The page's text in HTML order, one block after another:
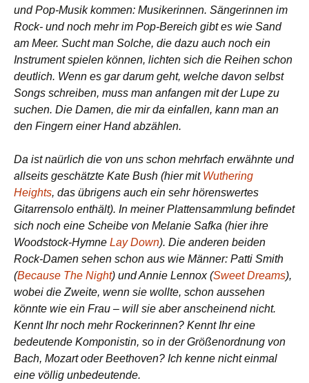
und Pop-Musik kommen: Musikerinnen. Sängerinnen im
Rock- und noch mehr im Pop-Bereich gibt es wie Sand
am Meer. Sucht man Solche, die dazu auch noch ein
Instrument spielen können, lichten sich die Reihen schon
deutlich. Wenn es gar darum geht, welche davon selbst
Songs schreiben, muss man anfangen mit der Lupe zu
suchen. Die Damen, die mir da einfallen, kann man an
den Fingern einer Hand abzählen.
Da ist naürlich die von uns schon mehrfach erwähnte und
allseits geschätzte Kate Bush (hier mit Wuthering
Heights, das übrigens auch ein sehr hörenswertes
Gitarrensolo enthält). In meiner Plattensammlung befindet
sich noch eine Scheibe von Melanie Safka (hier ihre
Woodstock-Hymne Lay Down). Die anderen beiden
Rock-Damen sehen schon aus wie Männer: Patti Smith
(Because The Night) und Annie Lennox (Sweet Dreams),
wobei die Zweite, wenn sie wollte, schon aussehen
könnte wie ein Frau – will sie aber anscheinend nicht.
Kennt Ihr noch mehr Rockerinnen? Kennt Ihr eine
bedeutende Komponistin, so in der Größenordnung von
Bach, Mozart oder Beethoven? Ich kenne nicht einmal
eine völlig unbedeutende.